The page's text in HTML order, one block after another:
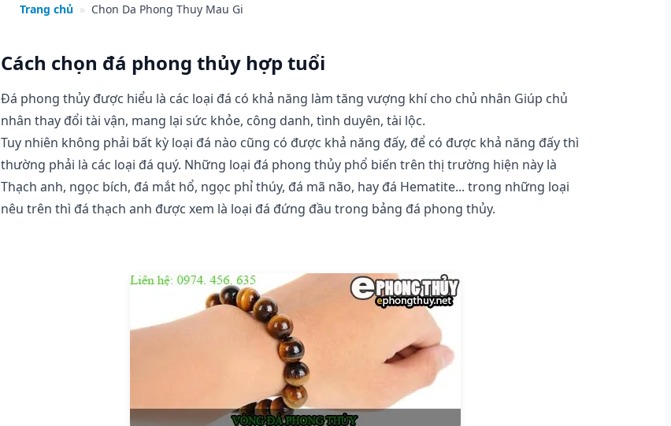
Trang chủ » Chon Da Phong Thuy Mau Gi
Cách chọn đá phong thủy hợp tuổi
Đá phong thủy được hiểu là các loại đá có khả năng làm tăng vượng khí cho chủ nhân Giúp chủ
nhân thay đổi tài vận, mang lại sức khỏe, công danh, tình duyên, tài lộc.
Tuy nhiên không phải bất kỳ loại đá nào cũng có được khả năng đấy, để có được khả năng đấy thì
thường phải là các loại đá quý. Những loại đá phong thủy phổ biến trên thị trường hiện này là
Thạch anh, ngọc bích, đá mắt hổ, ngọc phỉ thúy, đá mã não, hay đá Hematite... trong những loại
nêu trên thì đá thạch anh được xem là loại đá đứng đầu trong bảng đá phong thủy.